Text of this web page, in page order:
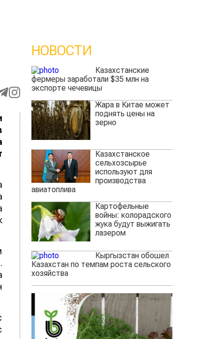
НОВОСТИ
Казахстанские
фермеры заработали $35 млн на
экспорте чечевицы
Жара в Китае может
поднять цены на
зерно
Казахстанское
сельхозсырье
используют для
производства
авиатоплива
Картофельные
войны: колорадского
жука будут выжигать
лазером
Кыргызстан обошел
Казахстан по темпам роста сельского
хозяйства